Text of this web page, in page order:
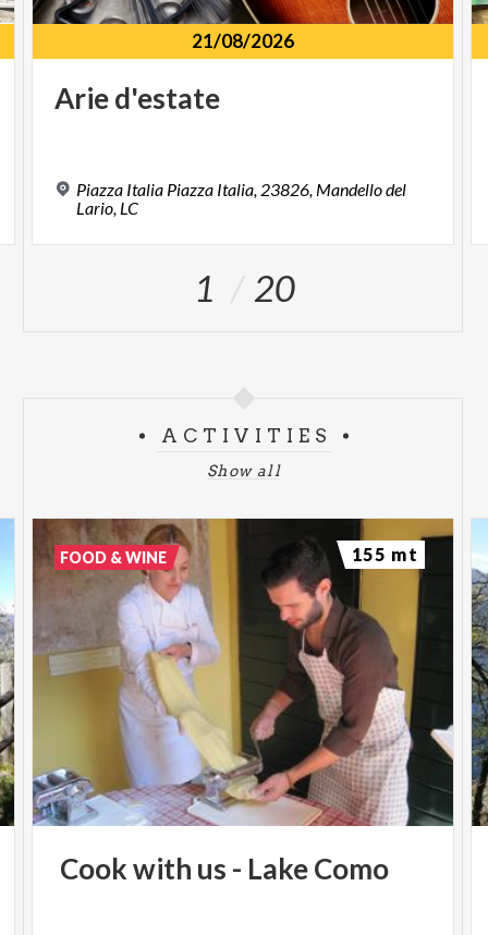
21/08/2026
Aried'estate
Piazza Italia Piazza Italia, 23826, Mandello del
Lario, LC
1 20
ACTIVITIES
Show all
Cookwith us - LakeComo
FOOD & WINE 155 mt